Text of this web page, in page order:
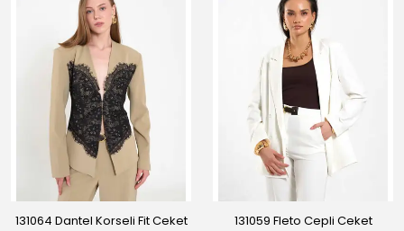
131064 Dantel Korseli Fit Ceket 131059 Fleto Cepli Ceket